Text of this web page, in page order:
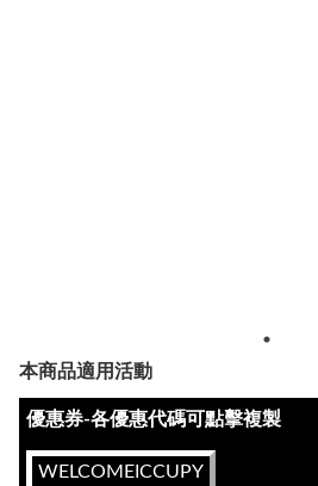
本商品適用活動
優惠券-各優惠代碼可點擊複製
WELCOMEICCUPY